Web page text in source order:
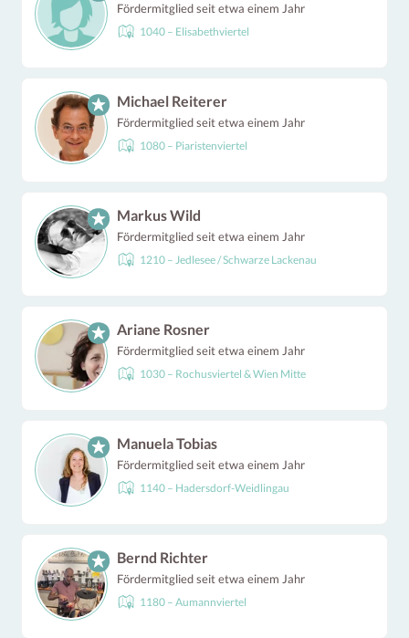
Fördermitglied seit etwa einem Jahr
1040 – Elisabethviertel
Michael Reiterer
Fördermitglied seit etwa einem Jahr
1080 – Piaristenviertel
Markus Wild
Fördermitglied seit etwa einem Jahr
1210 – Jedlesee / Schwarze Lackenau
Ariane Rosner
Fördermitglied seit etwa einem Jahr
1030 – Rochusviertel & Wien Mitte
Manuela Tobias
Fördermitglied seit etwa einem Jahr
1140 – Hadersdorf-Weidlingau
Bernd Richter
Fördermitglied seit etwa einem Jahr
1180 – Aumannviertel